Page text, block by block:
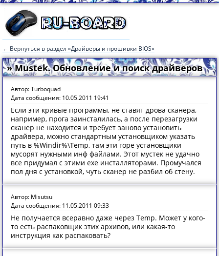
← Вернуться в раздел «Драйверы и прошивки BIOS»
» Mustek. Обновление и поиск драйверов
Автор: Turboquad
Дата сообщения: 10.05.2011 19:41
Если эти кривые программы, не ставят дрова сканера,
например, прога заинсталилась, а после перезагрузки
сканер не находится и требует заново установить
драйвера, можно стандартным установщиком указать
путь в %Windir%\Temp, там эти горе установщики
мусорят нужными инф файлами. Этот мустек не удачно
все придумал с этими exe инсталляторами. Промучался
пол дня с установкой, чуть сканер не разбил об стену.
Автор: Misutsu
Дата сообщения: 11.05.2011 09:33
Не получается всеравно даже через Temp. Может у кого-
то есть распаковщик этих архивов, или какая-то
инструкция как распаковать?